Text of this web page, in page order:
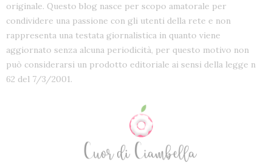
originale. Questo blog nasce per scopo amatorale per
condividere una passione con gli utenti della rete e non
rappresenta una testata giornalistica in quanto viene
aggiornato senza alcuna periodicità, per questo motivo non
può considerarsi un prodotto editoriale ai sensi della legge n
62 del 7/3/2001.